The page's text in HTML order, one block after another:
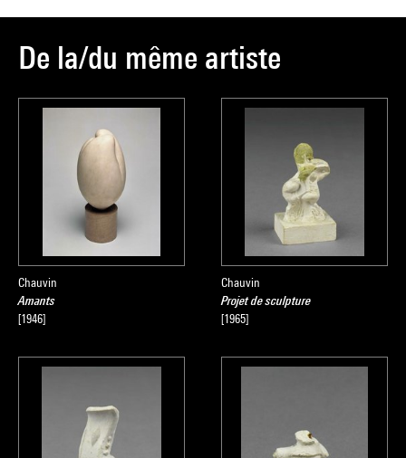
De la/du même artiste
Chauvin
Amants
[1946]
Chauvin
Projet de sculpture
[1965]